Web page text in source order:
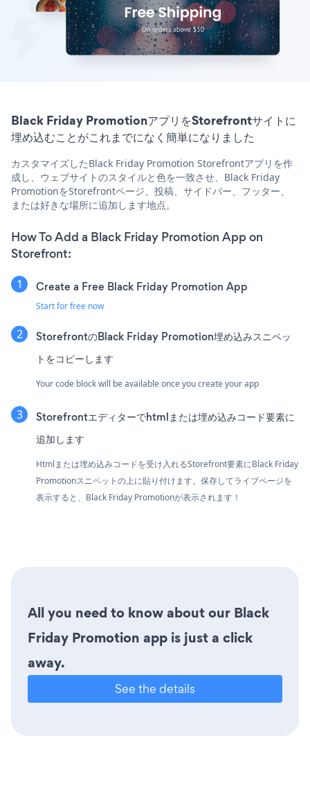
Black Friday PromotionアプリをStorefrontサイトに
埋め込むことがこれまでになく簡単になりました
カスタマイズしたBlack Friday Promotion Storefrontアプリを作
成し、ウェブサイトのスタイルと色を一致させ、Black Friday
PromotionをStorefrontページ、投稿、サイドバー、フッター、
または好きな場所に追加します地点。
How To Add a Black Friday Promotion App on
Storefront:
Create a Free Black Friday Promotion App
Start for free now
StorefrontのBlack Friday Promotion埋め込みスニペッ
トをコピーします
Your code block will be available once you create your app
Storefrontエディターでhtmlまたは埋め込みコード要素に
追加します
Htmlまたは埋め込みコードを受け入れるStorefront要素にBlack Friday
Promotionスニペットの上に貼り付けます。保存してライブページを
表示すると、Black Friday Promotionが表示されます！
All you need to know about our Black
Friday Promotion app is just a click
away.
See the details